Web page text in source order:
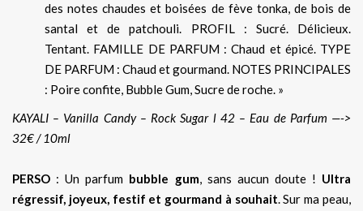
des notes chaudes et boisées de fève tonka, de bois de
santal et de patchouli. PROFIL : Sucré. Délicieux.
Tentant. FAMILLE DE PARFUM : Chaud et épicé. TYPE
DE PARFUM : Chaud et gourmand. NOTES PRINCIPALES
: Poire confite, Bubble Gum, Sucre de roche. »
KAYALI – Vanilla Candy – Rock Sugar l 42 – Eau de Parfum —->
32€ / 10ml
PERSO : Un parfum bubble gum, sans aucun doute ! Ultra
régressif, joyeux, festif et gourmand à souhait. Sur ma peau,